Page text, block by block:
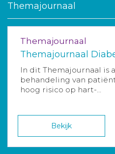
Themajournaal
Themajournaal
Themajournaal
In dit Themajournaal is
behandeling van
hoog risico op hart-...
Bekijk